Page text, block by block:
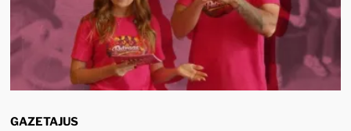
GAZETAJUS